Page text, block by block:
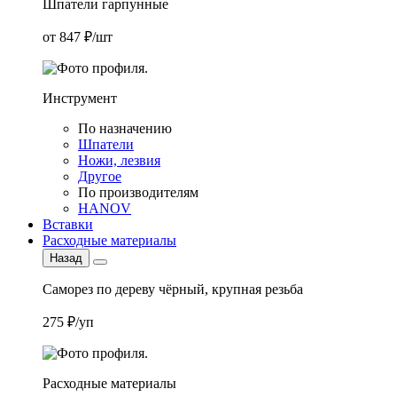
Шпатели гарпунные
от 847 ₽/шт
Инструмент
По назначению
Шпатели
Ножи, лезвия
Другое
По производителям
HANOV
Вставки
Расходные материалы
Назад
Саморез по дереву чёрный, крупная резьба
275 ₽/уп
Расходные материалы